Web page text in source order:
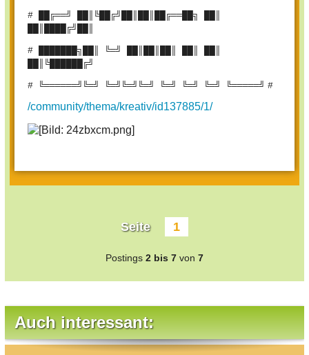
# ██╔══╝ ██║╚██╔╝██║██║██╔══██╗ ██║
██║████╔╝██║
# ███████╗██║ ╚═╝ ██║██║██║ ██║ ██║
██║╚██████╔╝
# ╚══════╝╚═╝ ╚═╝╚═╝╚═╝ ╚═╝ ╚═╝ ╚═╝ ╚═════╝ #
/community/thema/kreativ/id137885/1/
Seite 1
Postings 2 bis 7 von 7
Auch interessant: